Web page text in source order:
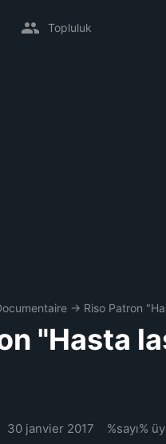
Topluluk
→ Riso Patron
"Hasta
30 janvier 2017 %sayı%